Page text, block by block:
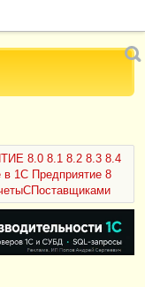
8.0 8.1 8.2 8.3 8.4
в 1С Предприятие 8